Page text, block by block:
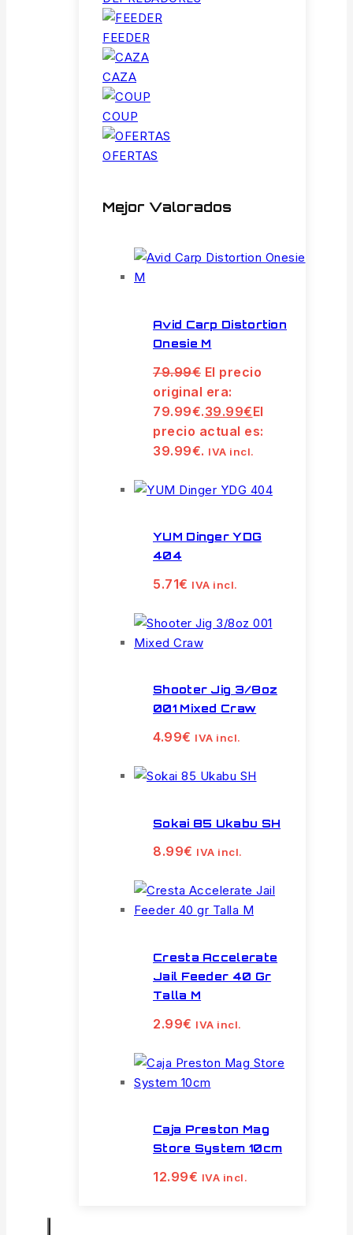
FEEDER
CAZA
COUP
OFERTAS
Mejor Valorados
Avid Carp Distortion
Onesie M
79.99€ El precio
original era:
79.99€.39.99€El
precio actual es:
39.99€. IVA incl.
YUM Dinger YDG
404
5.71€ IVA incl.
Shooter Jig 3/8oz
001 Mixed Craw
4.99€ IVA incl.
Sokai 85 Ukabu SH
8.99€ IVA incl.
Cresta Accelerate
Jail Feeder 40 Gr
Talla M
2.99€ IVA incl.
Caja Preston Mag
Store System 10cm
12.99€ IVA incl.